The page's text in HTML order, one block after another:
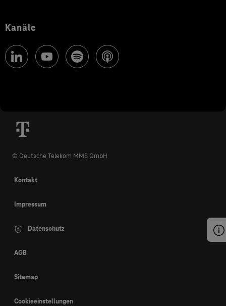
Kanäle
© Deutsche Telekom MMS GmbH
Kontakt
Impressum
Datenschutz
AGB
Sitemap
Cookieeinstellungen